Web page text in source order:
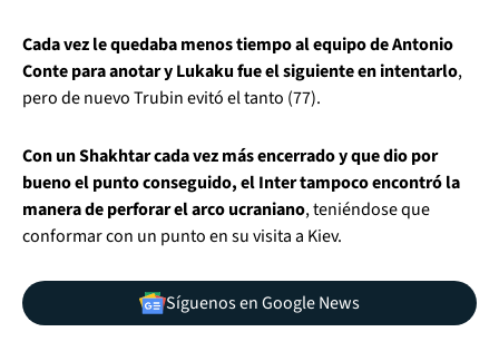
Cada vez le quedaba menos tiempo al equipo de Antonio
Conte para anotar y Lukaku fue el siguiente en intentarlo,
pero de nuevo Trubin evitó el tanto (77).
Con un Shakhtar cada vez más encerrado y que dio por
bueno el punto conseguido, el Inter tampoco encontró la
manera de perforar el arco ucraniano, teniéndose que
conformar con un punto en su visita a Kiev.
Síguenos en Google News